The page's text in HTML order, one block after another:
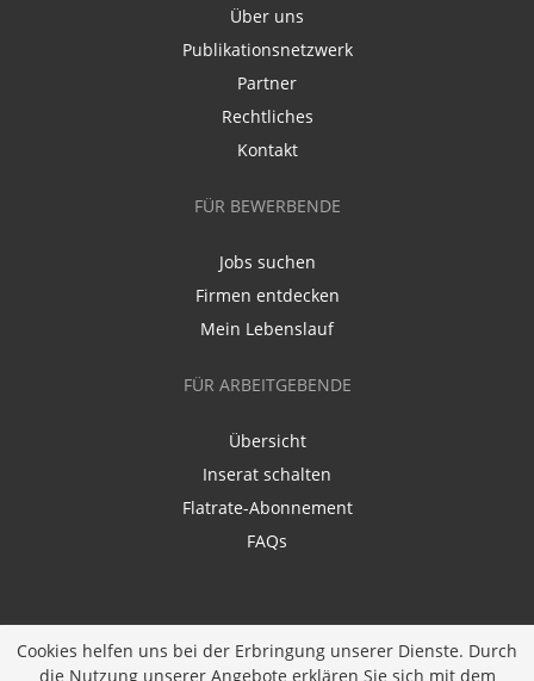
Über uns
Publikationsnetzwerk
Partner
Rechtliches
Kontakt
FÜR BEWERBENDE
Jobs suchen
Firmen entdecken
Mein Lebenslauf
FÜR ARBEITGEBENDE
Übersicht
Inserat schalten
Flatrate-Abonnement
FAQs
Cookies helfen uns bei der Erbringung unserer Dienste. Durch
die Nutzung unserer Angebote erklären Sie sich mit dem